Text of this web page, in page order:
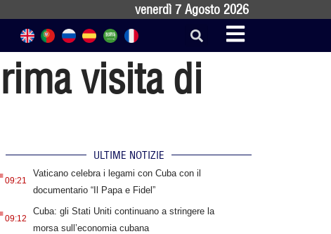
venerdì 7 Agosto 2026
visita di
ULTIME NOTIZIE
09:21
Vaticano celebra i legami con Cuba con il
documentario “Il Papa e Fidel”
09:12
Cuba: gli Stati Uniti continuano a stringere la
morsa sull’economia cubana